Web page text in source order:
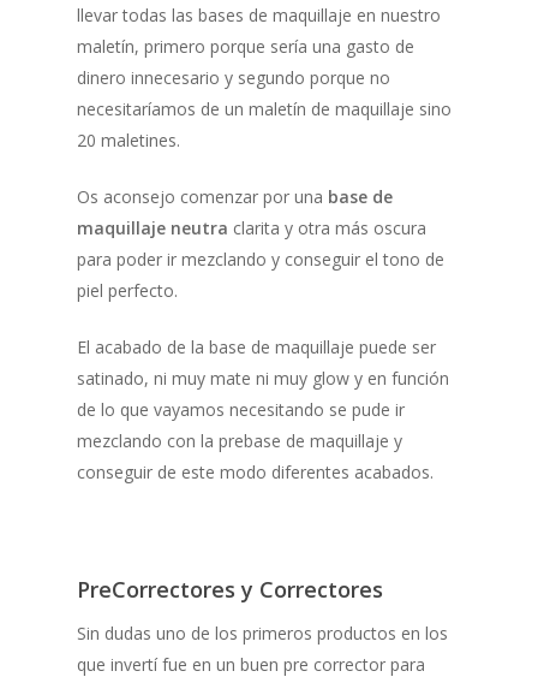
llevar todas las bases de maquillaje en nuestro
maletín, primero porque sería una gasto de
dinero innecesario y segundo porque no
necesitaríamos de un maletín de maquillaje sino
20 maletines.
Os aconsejo comenzar por una base de
maquillaje neutra clarita y otra más oscura
para poder ir mezclando y conseguir el tono de
piel perfecto.
El acabado de la base de maquillaje puede ser
satinado, ni muy mate ni muy glow y en función
de lo que vayamos necesitando se pude ir
mezclando con la prebase de maquillaje y
conseguir de este modo diferentes acabados.
PreCorrectores y Correctores
Sin dudas uno de los primeros productos en los
que invertí fue en un buen pre corrector para